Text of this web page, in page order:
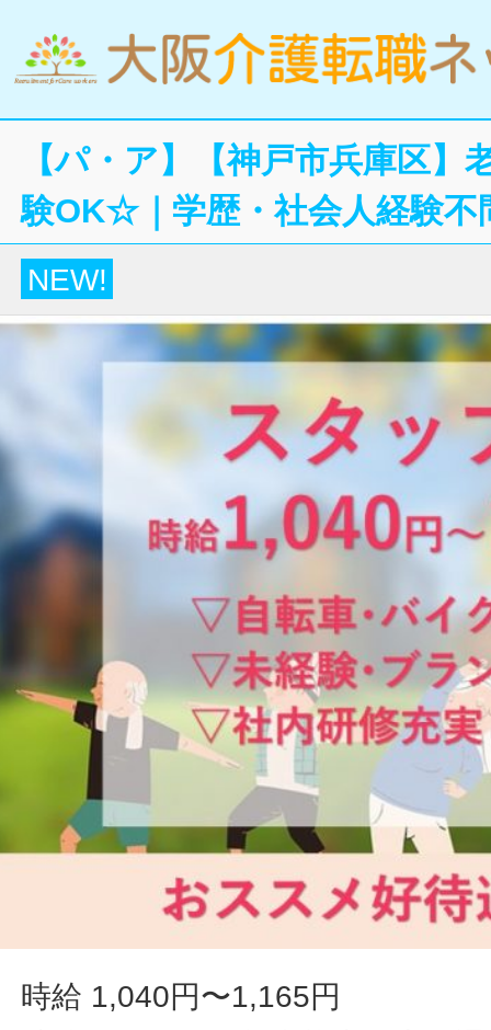
【パ・ア】【神戸市兵庫区
験OK☆｜学歴・社会人経験不
NEW!
時給 1,040円〜1,165円